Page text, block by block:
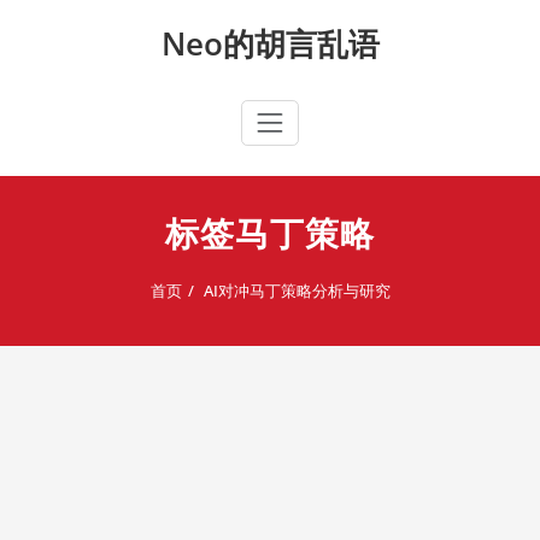
Neo的胡言乱语
标签马丁策略
首页 AI对冲马丁策略分析与研究